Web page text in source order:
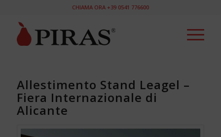
CHIAMA ORA +39 0541 776600
Allestimento Stand Leagel –
Fiera Internazionale di
Alicante